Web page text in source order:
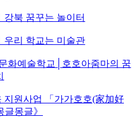
강북 꿈꾸는 놀이터
우리 학교는 미술관
화예술학교│호호아줌마의 꿈
지원사업 「가가호호(家加好
몽글》